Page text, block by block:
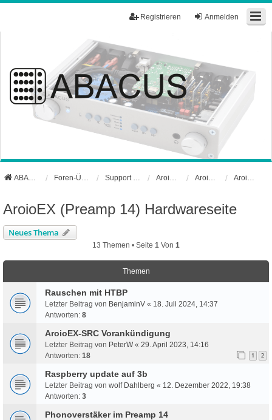
Anmelden
Registrieren
ABACUS Webseite
AroioEX (Preamp 14) Hardwareseite
Neues Thema
13 Themen • Seite 1 Von 1
Themen
Rauschen mit HTBP
Letzter Beitrag von BenjaminV « 18. Juli 2024, 14:37
Antworten: 8
AroioEX-SRC Vorankündigung
Letzter Beitrag von PeterW« 29. April 2023, 14:16
Antworten: 18 1 2
Raspberry update auf 3b
Letzter Beitrag von wolf Dahlberg « 12. Dezember 2022, 19:38
Antworten: 3
Phonoverstäker im Preamp 14